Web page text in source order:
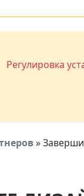
Регулировка
»